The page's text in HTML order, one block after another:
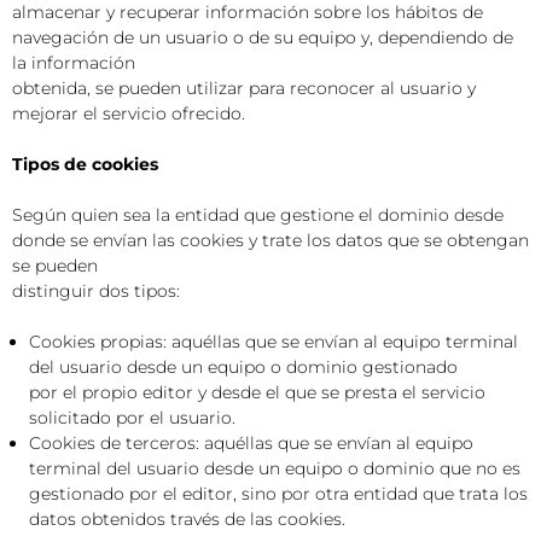
almacenar y recuperar información sobre los hábitos de
navegación de un usuario o de su equipo y, dependiendo de
la información
obtenida, se pueden utilizar para reconocer al usuario y
mejorar el servicio ofrecido.
Tipos de cookies
Según quien sea la entidad que gestione el dominio desde
donde se envían las cookies y trate los datos que se obtengan
se pueden
distinguir dos tipos:
Cookies propias: aquéllas que se envían al equipo terminal
del usuario desde un equipo o dominio gestionado
por el propio editor y desde el que se presta el servicio
solicitado por el usuario.
Cookies de terceros: aquéllas que se envían al equipo
terminal del usuario desde un equipo o dominio que no es
gestionado por el editor, sino por otra entidad que trata los
datos obtenidos través de las cookies.